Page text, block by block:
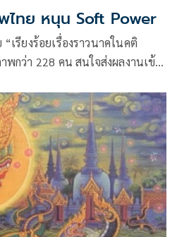
ไทย หนุน Soft Power
เรียงร้อยเรื่องราวนาคในคติ
กว่า 228 คน สนใจส่งผลงานเข้า
โดยกรมการศาสนา (ศน.)